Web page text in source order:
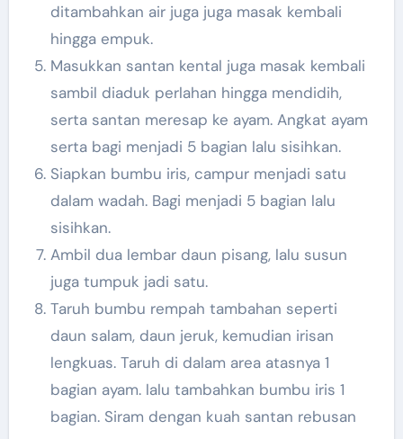
ditambahkan air juga juga masak kembali
hingga empuk.
Masukkan santan kental juga masak kembali
sambil diaduk perlahan hingga mendidih,
serta santan meresap ke ayam. Angkat ayam
serta bagi menjadi 5 bagian lalu sisihkan.
Siapkan bumbu iris, campur menjadi satu
dalam wadah. Bagi menjadi 5 bagian lalu
sisihkan.
Ambil dua lembar daun pisang, lalu susun
juga tumpuk jadi satu.
Taruh bumbu rempah tambahan seperti
daun salam, daun jeruk, kemudian irisan
lengkuas. Taruh di dalam area atasnya 1
bagian ayam. lalu tambahkan bumbu iris 1
bagian. Siram dengan kuah santan rebusan